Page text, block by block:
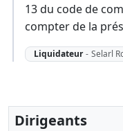
13 du code de
compter de la
Liquidateur - Selarl
Dirigeants